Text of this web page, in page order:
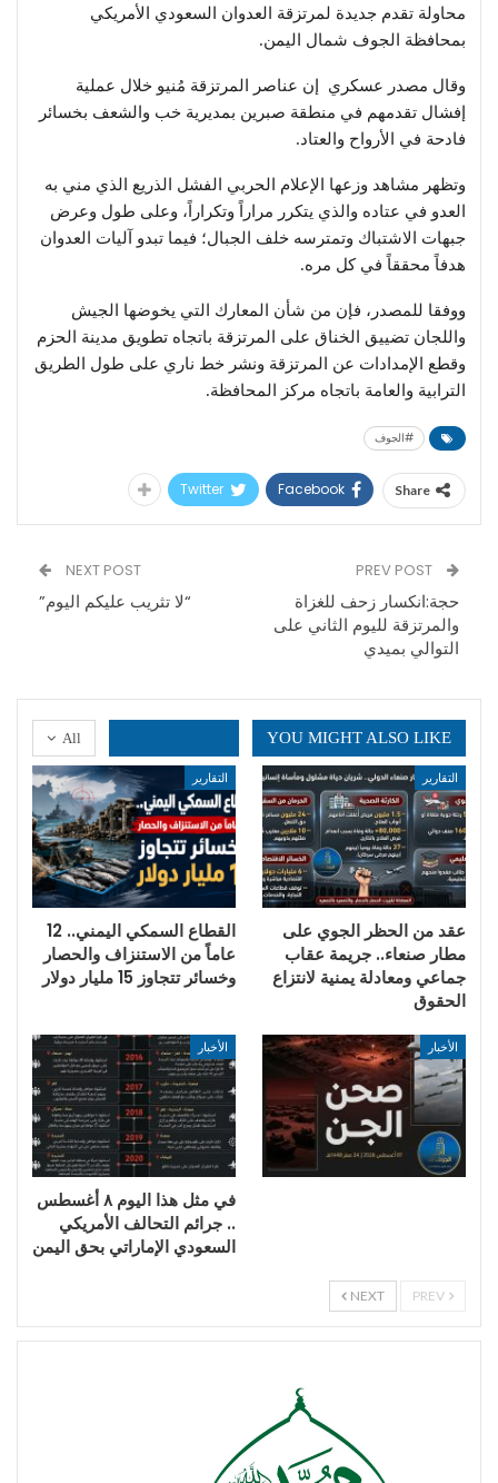
محاولة تقدم جديدة لمرتزقة العدوان السعودي الأمريكي
بمحافظة الجوف شمال اليمن.
وقال مصدر عسكري إن عناصر المرتزقة مُنيو خلال عملية
إفشال تقدمهم في منطقة صبرين بمديرية خب والشعف بخسائر
فادحة في الأرواح والعتاد.
وتظهر مشاهد وزعها الإعلام الحربي الفشل الذريع الذي مني به
العدو في عتاده والذي يتكرر مراراً وتكراراً، وعلى طول وعرض
جبهات الاشتباك وتمترسه خلف الجبال؛ فيما تبدو آليات العدوان
هدفاً محققاً في كل مره.
ووفقا للمصدر، فإن من شأن المعارك التي يخوضها الجيش
واللجان تضييق الخناق على المرتزقة باتجاه تطويق مدينة الحزم
وقطع الإمدادات عن المرتزقة ونشر خط ناري على طول الطريق
الترابية والعامة باتجاه مركز المحافظة.
#الجوف
Share
Facebook
Twitter
حجة:انكسار زحف للغزاة
والمرتزقة لليوم الثاني على
التوالي بميدي
NEXT POST
“لا تثريب عليكم اليوم”
All YOU MIGHT ALSO LIKE
التقارير
عقد من الحظر الجوي على
مطار صنعاء.. جريمة عقاب
جماعي ومعادلة يمنية لانتزاع
الحقوق
التقارير
القطاع السمكي اليمني.. 12
عاماً من الاستنزاف والحصار
وخسائر تتجاوز 15 مليار دولار
الأخبار الأخبار
في مثل هذا اليوم ٨ أغسطس
.. جرائم التحالف الأمريكي
السعودي الإماراتي بحق اليمن
NEXT